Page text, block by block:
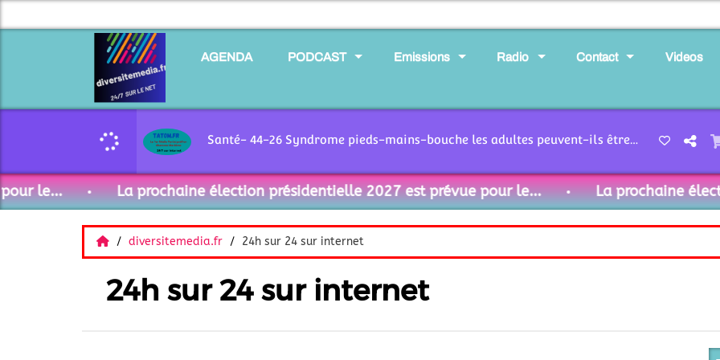
AGENDA PODCAST Emissions Radio Contact Videos
Santé- 44-26 Syndrome pieds-mains-bouche les adultes peuvent-ils être touchés
le... La prochaine élection présidentielle 2027 est prévue pour le... La prochaine
diversitemedia.fr 24h sur 24 sur internet
24h sur 24 sur internet